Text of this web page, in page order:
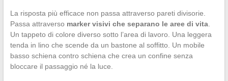
La risposta più efficace non passa attraverso pareti divisorie.
Passa attraverso marker visivi che separano le aree di vita.
Un tappeto di colore diverso sotto l’area di lavoro. Una leggera
tenda in lino che scende da un bastone al soffitto. Un mobile
basso schiena contro schiena che crea un confine senza
bloccare il passaggio né la luce.